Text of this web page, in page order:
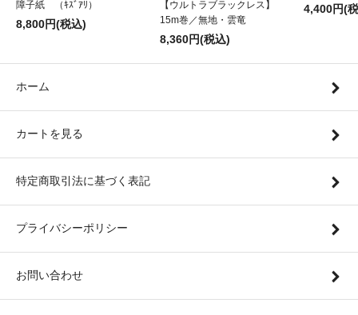
障子紙 （ｷｽﾞｱﾘ）
8,800円(税込)
【ウルトラブラックレス】
15m巻／無地・雲竜
8,360円(税込)
4,400円(
ホーム
カートを見る
特定商取引法に基づく表記
プライバシーポリシー
お問い合わせ